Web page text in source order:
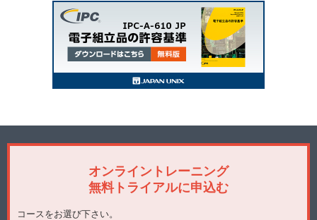
オンライントレーニング
無料トライアルに申込む
コースをお選び下さい。